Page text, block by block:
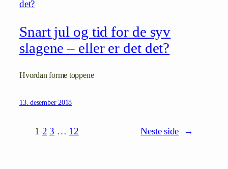
Snart jul og tid for de syv
slagene – eller er det det?
Hvordan forme toppene
13. desember 2018
1 2 3 … 12 Neste side →